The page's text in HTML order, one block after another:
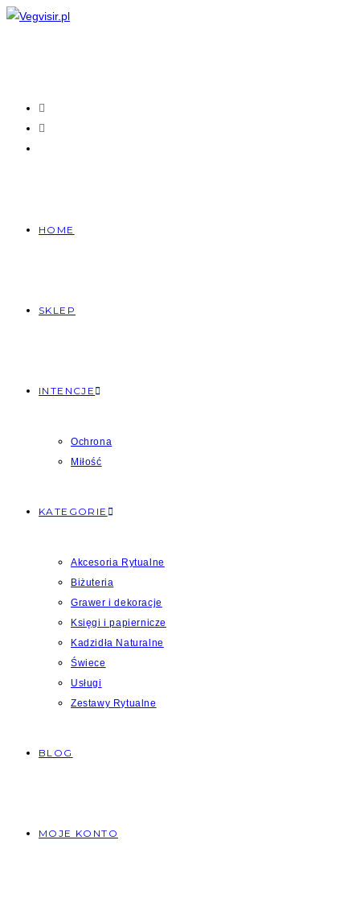
Skip
HOME
SKLEP
INTENCJE
Ochrona
Miłość
KATEGORIE
Akcesoria Rytualne
Biżuteria
Grawer i dekoracje
Księgi i papiernicze
Kadzidła Naturalne
Świece
Usługi
Zestawy Rytualne
BLOG
MOJE KONTO